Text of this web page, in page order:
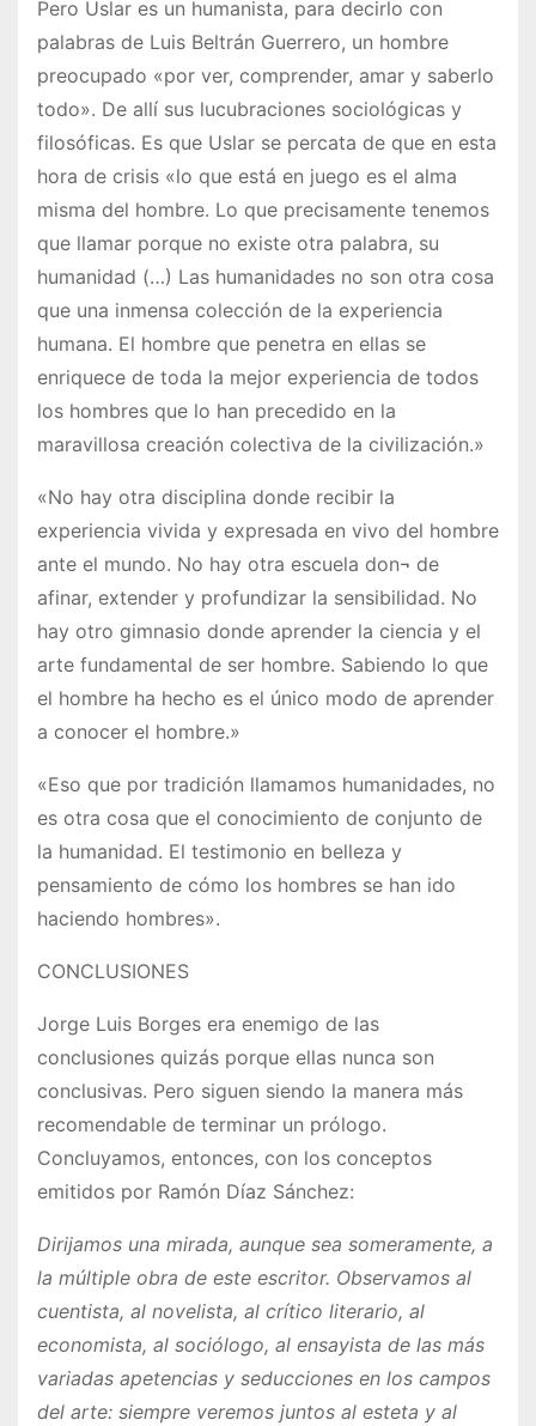
Pero Uslar es un humanista, para decirlo con
palabras de Luis Beltrán Guerrero, un hombre
preocupado «por ver, comprender, amar y saberlo
todo». De allí sus lucubraciones sociológicas y
filosóficas. Es que Uslar se percata de que en esta
hora de crisis «lo que está en juego es el alma
misma del hombre. Lo que precisamente tenemos
que llamar porque no existe otra palabra, su
humanidad (…) Las humanidades no son otra cosa
que una inmensa colección de la experiencia
humana. El hombre que penetra en ellas se
enriquece de toda la mejor experiencia de todos
los hombres que lo han precedido en la
maravillosa creación colectiva de la civilización.»
«No hay otra disciplina donde recibir la
experiencia vivida y expresada en vivo del hombre
ante el mundo. No hay otra escuela don¬ de
afinar, extender y profundizar la sensibilidad. No
hay otro gimnasio donde aprender la ciencia y el
arte fundamental de ser hombre. Sabiendo lo que
el hombre ha hecho es el único modo de aprender
a conocer el hombre.»
«Eso que por tradición llamamos humanidades, no
es otra cosa que el conocimiento de conjunto de
la humanidad. El testimonio en belleza y
pensamiento de cómo los hombres se han ido
haciendo hombres».
CONCLUSIONES
Jorge Luis Borges era enemigo de las
conclusiones quizás porque ellas nunca son
conclusivas. Pero siguen siendo la manera más
recomendable de terminar un prólogo.
Concluyamos, entonces, con los conceptos
emitidos por Ramón Díaz Sánchez:
Dirijamos una mirada, aunque sea someramente, a
la múltiple obra de este escritor. Observamos al
cuentista, al novelista, al crítico literario, al
economista, al sociólogo, al ensayista de las más
variadas apetencias y seducciones en los campos
del arte: siempre veremos juntos al esteta y al